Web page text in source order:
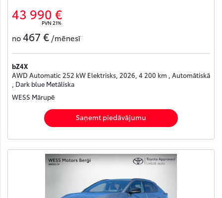
43 990 €
PVN 21%
no467 € /mēnesī
bZ4X
AWD Automatic 252 kW Elektrisks, 2026, 4 200 km , Automātiskā
, Dark blue Metāliska
WESS Mārupē
Saņemt piedāvājumu